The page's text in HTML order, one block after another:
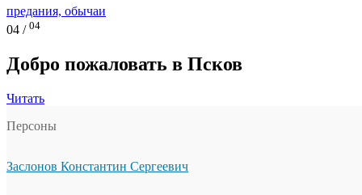
предания, обычаи
04 / 04
Добро пожаловать в Псков
Читать
Персоны
Заслонов Константин Сергеевич